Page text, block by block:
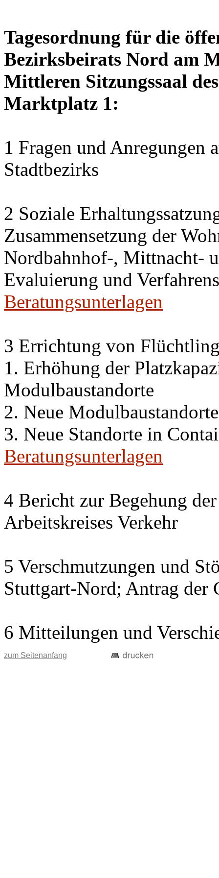
Tagesordnung für die
Bezirksbeirats Nord am
Mittleren Sitzungssaal
Marktplatz 1:
1 Fragen und Anregungen
Stadtbezirks
2 Soziale
Zusammensetzung der
Nordbahnhof-, Mittnacht-
Evaluierung und
Beratungsunterlagen
3 Errichtung von
1. Erhöhung der
Modulbaustandorte
2. Neue Modulbaustandorte
3. Neue Standorte in
Beratungsunterlagen
4 Bericht zur Begehung
Arbeitskreises Verkehr
5 Verschmutzungen und
Stuttgart-Nord; Antrag der
6 Mitteilungen und
zum Seitenanfang